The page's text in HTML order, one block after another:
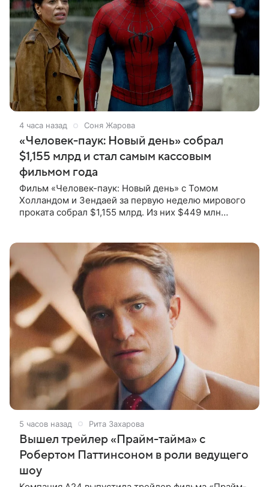
4 часа назад Соня Жарова
«Человек-паук: Новый день» собрал
$1,155 млрд и стал самым кассовым
фильмом года
Фильм «Человек-паук: Новый день» с Томом
Холландом и Зендаей за первую неделю мирового
проката собрал $1,155 млрд. Из них $449 млн
5 часов назад Рита Захарова
Вышел трейлер «Прайм-тайма» с
Робертом Паттинсоном в роли ведущего
шоу